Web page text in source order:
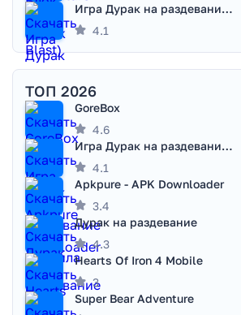
Игра Дурак на раздевание - Правила игры
4.1
ТОП 2026
GoreBox
4.6
Игра Дурак на раздевание - Правила игры
4.1
Apkpure - APK Downloader
3.4
Дурак на раздевание
4.3
Hearts Of Iron 4 Mobile
3
Super Bear Adventure